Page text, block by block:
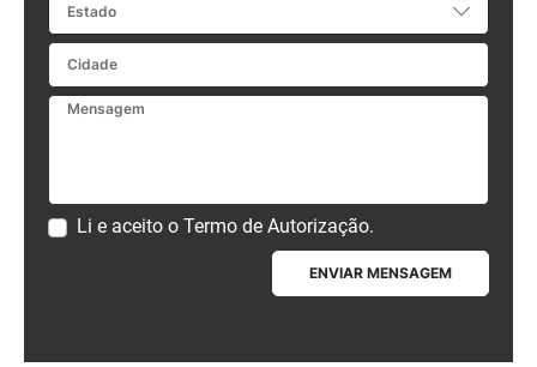
Estado
Cidade
Mensagem
Li e aceito o Termo de Autorização.
ENVIAR MENSAGEM